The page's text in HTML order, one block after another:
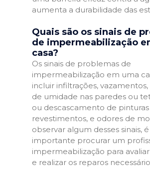
aumenta a durabilidade das
Quais são os sinais de
de impermeabilização
casa?
Os sinais de problemas de
impermeabilização em uma
incluir infiltrações,
de umidade nas paredes ou
ou descascamento de pinturas
revestimentos, e odores de
observar algum desses sinais, é
importante procurar um
impermeabilização para
e realizar os reparos